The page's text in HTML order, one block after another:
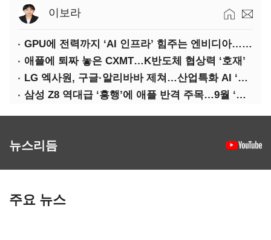
이보라
GPU에 전력까지 ‘AI 인프라’ 힘주는 엔비디아…삼성·하닉 수요도 ‘탄력’
애플에 퇴짜 놓은 CXMT…K반도체 협상력 ‘호재’
LG 엑사원, 구글·알리바바 제쳐…산업특화 AI ‘속도’
삼성 Z8 역대급 ‘흥행’에 애플 반격 주목…9월 ‘폴더블 대전’
뉴스리듬
주요 뉴스